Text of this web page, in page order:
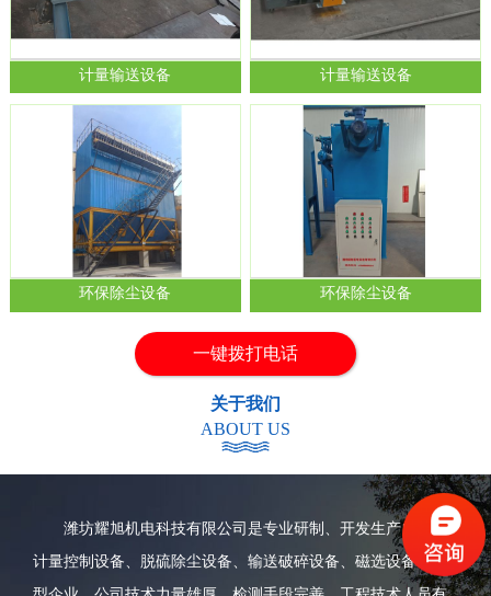
计量输送设备 计量输送设备
环保除尘设备 环保除尘设备
一键拨打电话
关于我们
ABOUT US
潍坊耀旭机电科技有限公司是专业研制、开发生产自动化
计量控制设备、脱硫除尘设备、输送破碎设备、磁选设备等大